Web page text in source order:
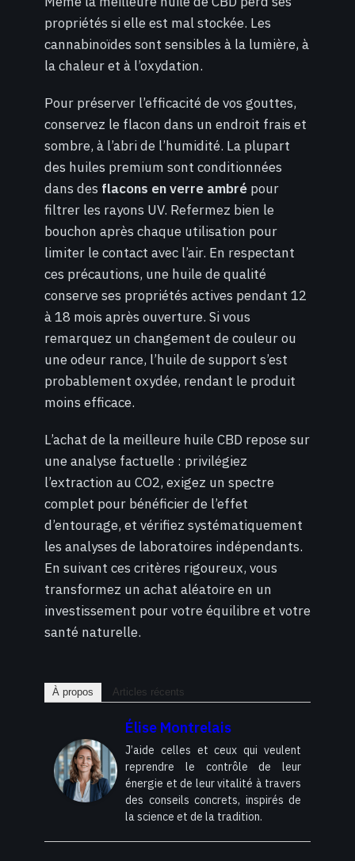
propriétés si elle est mal stockée. Les
cannabinoïdes sont sensibles à la lumière, à
la chaleur et à l’oxydation.
Pour préserver l’efficacité de vos gouttes,
conservez le flacon dans un endroit frais et
sombre, à l’abri de l’humidité. La plupart
des huiles premium sont conditionnées
dans des flacons en verre ambré pour
filtrer les rayons UV. Refermez bien le
bouchon après chaque utilisation pour
limiter le contact avec l’air. En respectant
ces précautions, une huile de qualité
conserve ses propriétés actives pendant 12
à 18 mois après ouverture. Si vous
remarquez un changement de couleur ou
une odeur rance, l’huile de support s’est
probablement oxydée, rendant le produit
moins efficace.
L’achat de la meilleure huile CBD repose sur
une analyse factuelle : privilégiez
l’extraction au CO2, exigez un spectre
complet pour bénéficier de l’effet
d’entourage, et vérifiez systématiquement
les analyses de laboratoires indépendants.
En suivant ces critères rigoureux, vous
transformez un achat aléatoire en un
investissement pour votre équilibre et votre
santé naturelle.
À propos Articles récents
Élise Montrelais
J’aide celles et ceux qui veulent
reprendre le contrôle de leur
énergie et de leur vitalité à travers
des conseils concrets, inspirés de
la science et de la tradition.